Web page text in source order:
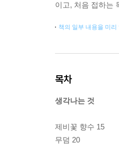
이고, 처음 접하는
책의 일부 내용을 미
목차
생각나는 것
제비꽃 향수 15
무덤 20